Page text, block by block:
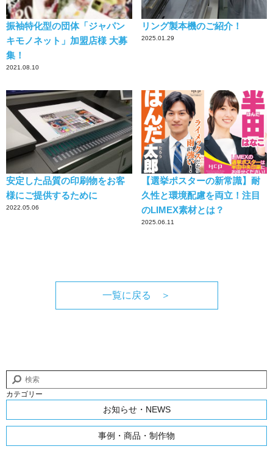
振袖特化型の団体「ジャパン
キモノネット」加盟店様 大募
集！
2021.08.10
リング製本機のご紹介！
2025.01.29
安定した品質の印刷物をお客
様にご提供するために
2022.05.06
【選挙ポスターの新常識】耐
久性と環境配慮を両立！注目
のLIMEX素材とは？
2025.06.11
一覧に戻る ＞
カテゴリー
お知らせ・NEWS
事例・商品・制作物